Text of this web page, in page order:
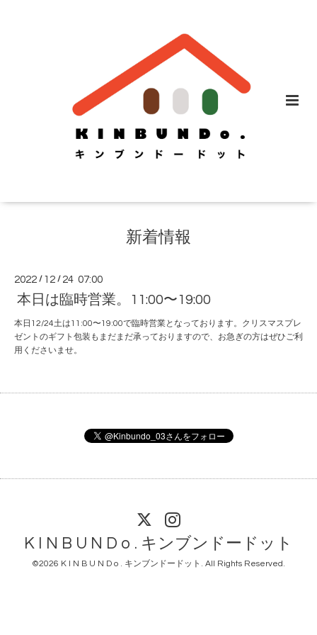
新着情報
2022 / 12 / 24 07:00
本日は臨時営業。11:00〜19:00
本日12/24土は11:00〜19:00で臨時営業となっております。クリスマスプレ
ゼントのギフト包装もまだまだ承っておりますので、お急ぎの方はぜひご利
用くださいませ。
K I N B U N D o . キンブンドードット
©2026 K I N B U N D o . キンブンドードット . All Rights Reserved.